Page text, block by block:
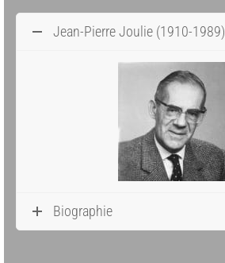
Jean-Pierre Joulie (1910-1989)
Biographie